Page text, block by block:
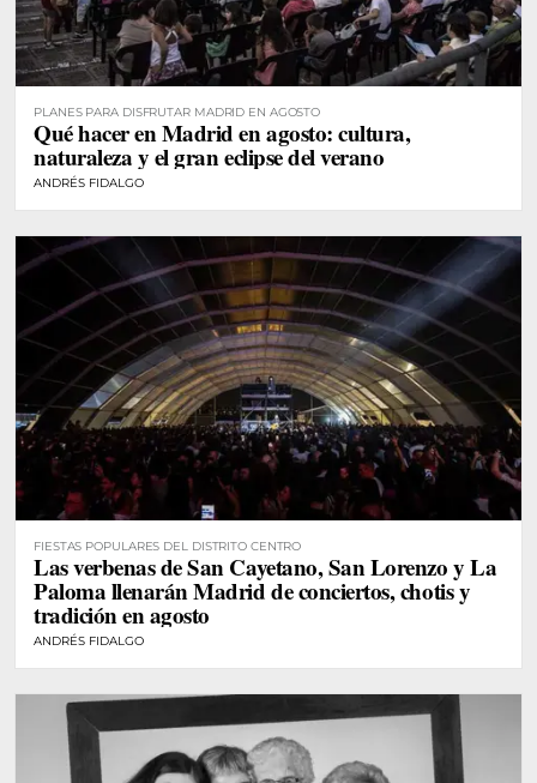
PLANES PARA DISFRUTAR MADRID EN AGOSTO
Qué hacer en Madrid en agosto: cultura,
naturaleza y el gran eclipse del verano
ANDRÉS FIDALGO
FIESTAS POPULARES DEL DISTRITO CENTRO
Las verbenas de San Cayetano, San Lorenzo y La
Paloma llenarán Madrid de conciertos, chotis y
tradición en agosto
ANDRÉS FIDALGO